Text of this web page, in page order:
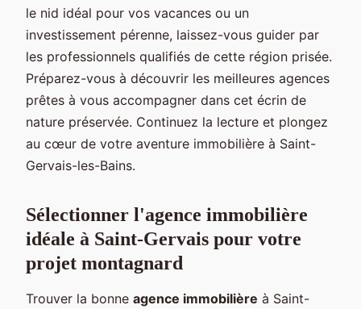
le nid idéal pour vos vacances ou un
investissement pérenne, laissez-vous guider par
les professionnels qualifiés de cette région prisée.
Préparez-vous à découvrir les meilleures agences
prêtes à vous accompagner dans cet écrin de
nature préservée. Continuez la lecture et plongez
au cœur de votre aventure immobilière à Saint-
Gervais-les-Bains.
Sélectionner l'agence immobilière
idéale à Saint-Gervais pour votre
projet montagnard
Trouver la bonne agence immobilière à Saint-